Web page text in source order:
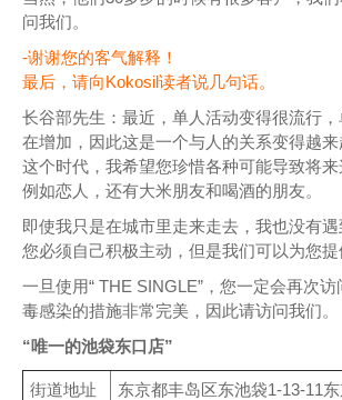
问我们。
-谢谢您的客气解释！
最后，请向Kokosil读者说几句话。
长谷部先生：最近，单人活动变得很流行
在增加，因此这是一个与人的关系变得越
这个时代，我希望您珍惜各种可能导致将来
例如恋人，还有大米朋友和喝酒的朋友。
即使我只是在城市里走来走去，我也没有遇
您必须自己积极主动，但是我们可以为您提
一旦使用“ THE SINGLE”，您一定会再次
毒感染的措施非常完美，因此请访问我们。
“唯一的池袋东口店”
街道地址 东京都丰岛区东池袋1-13-11